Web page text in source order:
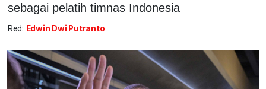
sebagai pelatih timnas Indonesia
Red: Edwin Dwi Putranto